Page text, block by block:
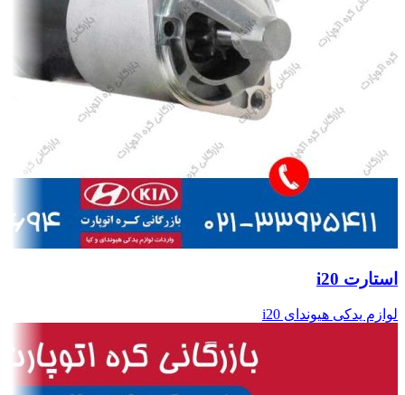
استارت i20
لوازم یدکی هیوندای i20